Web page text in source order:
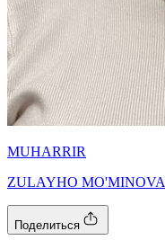
MUHARRIR
ZULAYHO MO'MINOVA
Поделиться